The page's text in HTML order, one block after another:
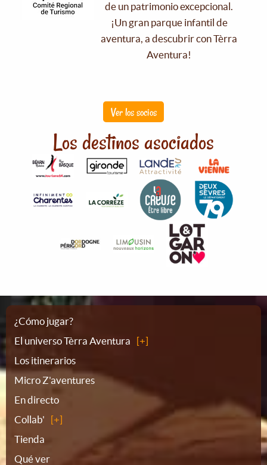
de un patrimonio excepcional.
¡Un gran parque infantil de
aventura, a descubrir con Tèrra
Aventura!
Ver los socios
Los destinos asociados
Plano
del
sitio
¿Cómo jugar?
El universo Tèrra Aventura
Los itinerarios
Micro Z'aventures
En directo
Collab'
Tienda
Qué ver